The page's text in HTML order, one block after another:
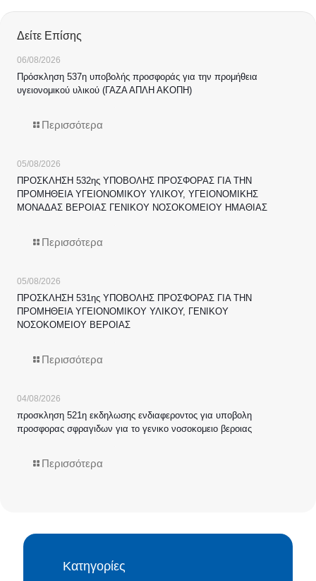
Δείτε Επίσης
06/08/2026
Πρόσκληση 537η υποβολής προσφοράς για την προμήθεια
υγειονομικού υλικού (ΓΑΖΑ ΑΠΛΗ ΑΚΟΠΗ)
Περισσότερα
05/08/2026
ΠΡΟΣΚΛΗΣΗ 532ης ΥΠΟΒΟΛΗΣ ΠΡΟΣΦΟΡΑΣ ΓΙΑ ΤΗΝ
ΠΡΟΜΗΘΕΙΑ ΥΓΕΙΟΝΟΜΙΚΟΥ ΥΛΙΚΟΥ, ΥΓΕΙΟΝΟΜΙΚΗΣ
ΜΟΝΑΔΑΣ ΒΕΡΟΙΑΣ ΓΕΝΙΚΟΥ ΝΟΣΟΚΟΜΕΙΟΥ ΗΜΑΘΙΑΣ
Περισσότερα
05/08/2026
ΠΡΟΣΚΛΗΣΗ 531ης ΥΠΟΒΟΛΗΣ ΠΡΟΣΦΟΡΑΣ ΓΙΑ ΤΗΝ
ΠΡΟΜΗΘΕΙΑ ΥΓΕΙΟΝΟΜΙΚΟΥ ΥΛΙΚΟΥ, ΓΕΝΙΚΟΥ
ΝΟΣΟΚΟΜΕΙΟΥ ΒΕΡΟΙΑΣ
Περισσότερα
04/08/2026
προσκληση 521η εκδηλωσης ενδιαφεροντος για υποβολη
προσφορας σφραγιδων για το γενικο νοσοκομειο βεροιας
Περισσότερα
Κατηγορίες